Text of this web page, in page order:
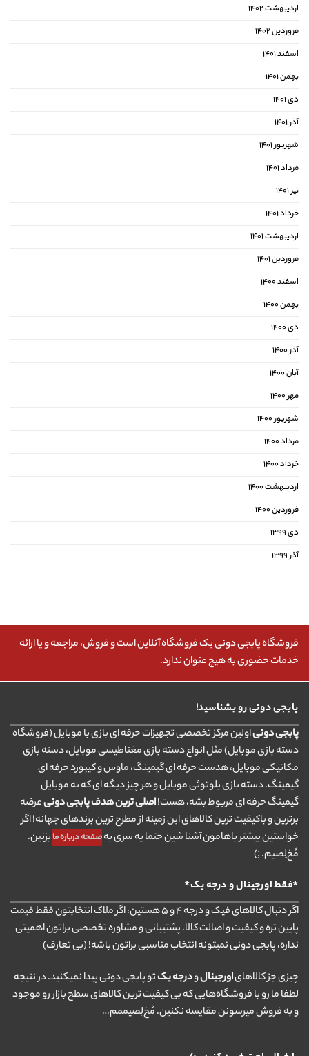
اردیبهشت ۱۴۰۲
فروردین ۱۴۰۲
اسفند ۱۴۰۱
بهمن ۱۴۰۱
دی ۱۴۰۱
آذر ۱۴۰۱
شهریور ۱۴۰۱
مرداد ۱۴۰۱
تیر ۱۴۰۱
خرداد ۱۴۰۱
اردیبهشت ۱۴۰۱
فروردین ۱۴۰۱
اسفند ۱۴۰۰
بهمن ۱۴۰۰
دی ۱۴۰۰
آذر ۱۴۰۰
آبان ۱۴۰۰
مهر ۱۴۰۰
شهریور ۱۴۰۰
مرداد ۱۴۰۰
خرداد ۱۴۰۰
اردیبهشت ۱۴۰۰
فروردین ۱۴۰۰
دی ۱۳۹۹
آذر ۱۳۹۹
فروشگاه پابجی دونی یک فروشگاه آنلاین است و فروش، مراجعه و یا ارائه
خدمات حضوری به هیچ عنوان ندارد.
پابجی دونی رو بشناسید!
پابجی دونیاولین مرکز تخصصی تجهیزات حرفه ای بازی با موبایل (فروشگاه
دسته بازی موبایل) مثل انواع دسته بازی مغناطیسی موبایل، دسته بازی
مکانیکی موبایل، هدست حرفه ای گیمینگ، ماوس و کیبورد حرفه ای
گیمینگ، دسته بازی بلوتوثی موبایل و هر چیز دیگه ای که به موبایل
گیمینگ حرفه ای مربوط بشه، هست!اصلی ترین هدف پابجی دونیعرضه
برترین و باکیفیت ترین کالاهای این زمینه از مطرح ترین برندهای جهانه! اگر
خواستین بیشتر باهامون آشنا شین حتما یه سری بهصفحه درباره ما بزنین.
مُخ‌لِصیم. ;)
*فقط اورجینال و درجه یک*
اگر دنبال کالاهای فیک و درجه ۴ و ۵ هستین، اگر ملاک انتخابتون فقط قیمت
پایین تره و کیفیت و اصالت کالا، پشتیبانی و مشاوره تخصصی براتون اهمیتی
نداره، پابجی دونی نمیتونه انتخاب مناسبی براتون باشه! (بی تعارف)
چیزی جز کالاهایاورجینالودرجه یکتو پابجی دونی پیدا نمیکنید. در نتیجه
لطفا ما رو با فروشگاه‌هایی که بی کیفیت ترین کالاهای سطح بازار رو موجود
و به فروش میرسونن مقایسه نکنین. مُخ‌لِصیممم…